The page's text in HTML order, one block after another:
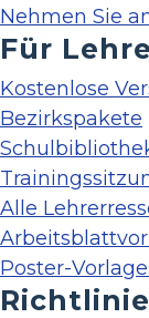
Nehmen Sie
Für
Kostenlose
Bezirkspakete
Alle
Poster-